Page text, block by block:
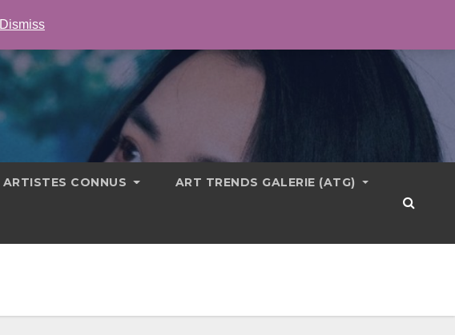
ARTISTES CONNUS ART TRENDS GALERIE (ATG)
Dismiss